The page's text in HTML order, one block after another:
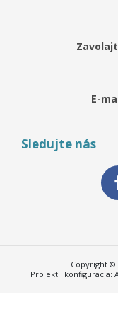
E-
Sledujte nás
Copyright ©
Projekt i konfiguracja: